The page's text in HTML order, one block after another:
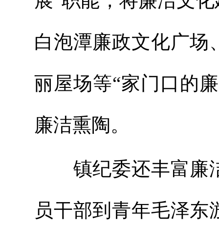
白泡潭廉政文化广场
丽屋场等“家门口的
廉洁熏陶。
镇纪委还丰富廉洁
员干部到青年毛泽